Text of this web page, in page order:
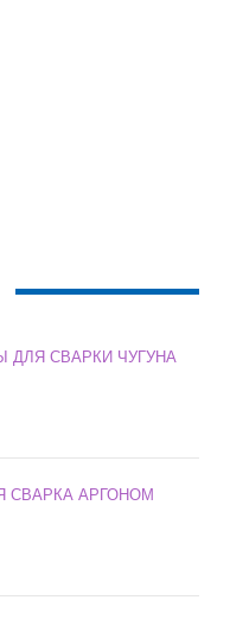
ДЛЯ СВАРКИ ЧУГУНА
СВАРКА АРГОНОМ